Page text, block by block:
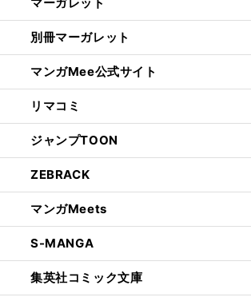
別冊マーガレット
マンガMee公式サイト
リマコミ
ジャンプTOON
ZEBRACK
マンガMeets
S-MANGA
集英社コミック文庫